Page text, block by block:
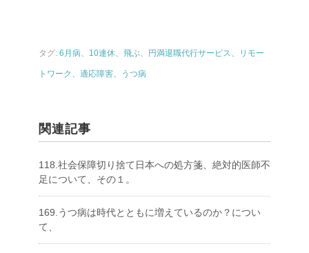
タグ: 6月病、10連休、飛ぶ、円満退職代行サービス、リモー
トワーク、適応障害、うつ病
関連記事
118.社会保障切り捨て日本への処方箋、絶対的医師不
足について、その１。
169.うつ病は時代とともに増えているのか？につい
て、